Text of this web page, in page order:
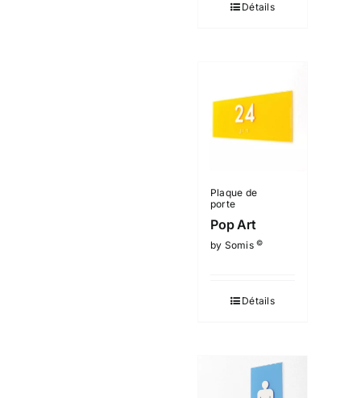
Détails
Plaque de
porte
Pop Art
by Somis©
Détails